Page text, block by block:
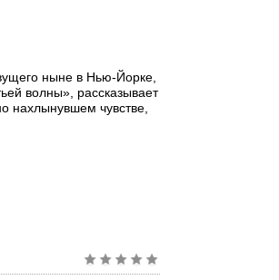
ныне в Нью-Йорке,
волны», рассказывает
нахлынувшем чувстве,